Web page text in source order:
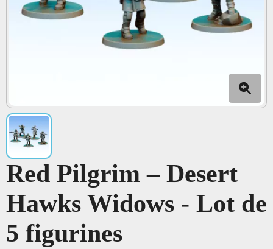
Red Pilgrim – Desert
Hawks Widows - Lot de
5 figurines